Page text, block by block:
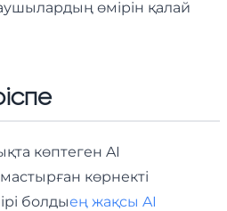
өмірін қалай
көптеген AI
көрнекті
болдыең жақсы AI